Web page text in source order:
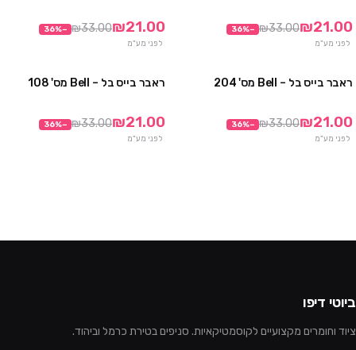
₪21.00
₪33.00
−
36%
לפני מע"מ
₪21.00
₪33.00
−
36%
לפני מע"מ
ראבר בייס בל – Bell מס' 204
₪21.00
₪33.00
−
36%
לפני מע"מ
ראבר בייס בל – Bell מס' 108
₪21.00
₪33.00
−
36%
לפני מע"מ
ביוטי דיפו
ציוד וחומרים מקצועיים לקוסמטיקאיות. סניפים בטירת כרמל וביהוד.